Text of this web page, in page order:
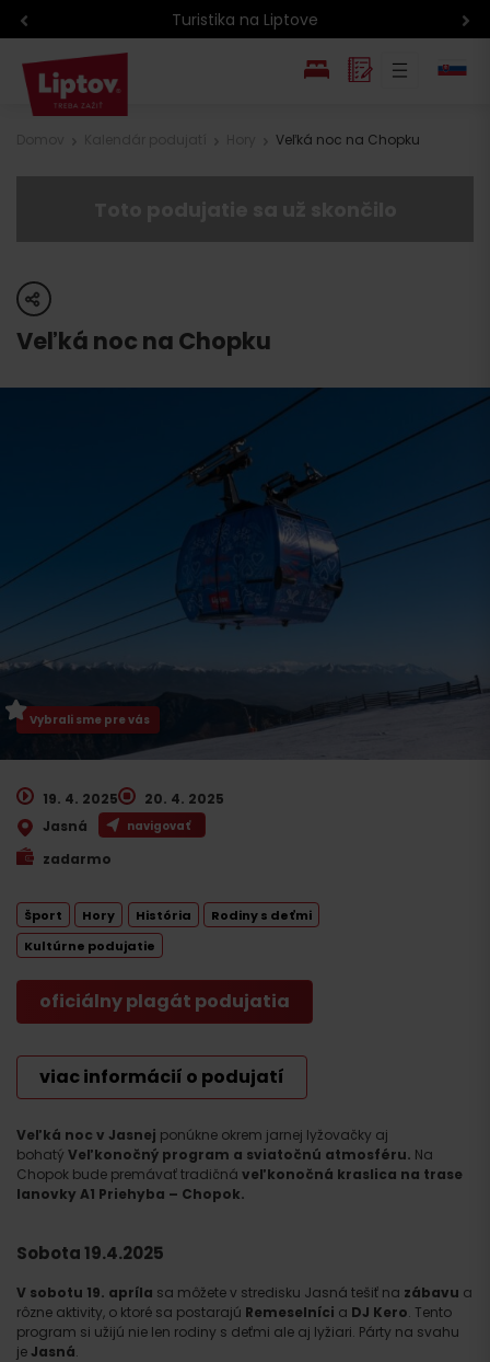
Turistika na Liptove
Veľká noc na Chopku
share
Veľká noc na Chopku
Veľká noc v Jasnej ponúkne okrem jarnej lyžovačky aj
bohatý Veľkonočný program a sviatočnú atmosféru. Na
Chopok bude premávať tradičná veľkonočná kraslica na trase
lanovky A1 Priehyba – Chopok.
Sobota 19.4.2025
V sobotu 19. apríla sa môžete v stredisku Jasná tešiť na zábavu a
rôzne aktivity, o ktoré sa postarajú Remeselníci a DJ Kero. Tento
program si užijú nie len rodiny s deťmi ale aj lyžiari. Párty na svahu
je Jasná.
Vybrali sme pre vás
19. 4. 2025
20. 4. 2025
Jasná
navigovať
zadarmo
Hory
Šport História
Rodiny s deťmi
Kultúrne podujatie
oficiálny plagát podujatia
viac informácií o podujatí